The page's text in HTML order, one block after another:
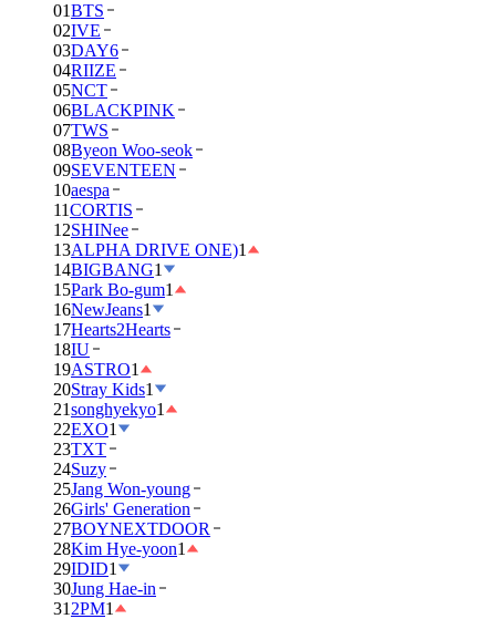
01BTS
02IVE
03DAY6
04RIIZE
05NCT
06BLACKPINK
07TWS
08Byeon Woo-seok
09SEVENTEEN
10aespa
11CORTIS
12SHINee
13ALPHA DRIVE ONE)1
14BIGBANG1
15Park Bo-gum1
16NewJeans1
17Hearts2Hearts
18IU
19ASTRO1
20Stray Kids1
21songhyekyo1
22EXO1
23TXT
24Suzy
25Jang Won-young
26Girls' Generation
27BOYNEXTDOOR
28Kim Hye-yoon1
29IDID1
30Jung Hae-in
31 2PM1